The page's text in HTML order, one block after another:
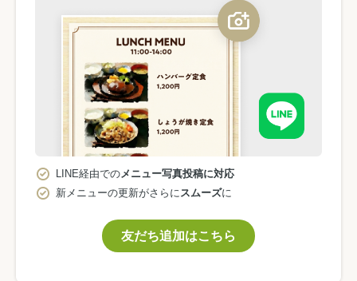
LINE経由での メニュー写真投稿に対応
新メニューの更新がさらに スムーズに
友だち追加はこちら